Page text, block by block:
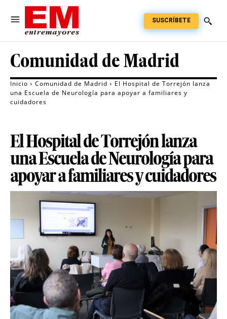
SUSCRÍBETE
Comunidad de Madrid
Inicio Comunidad de Madrid
El Hospital de Torrejón lanza
una Escuela de Neurología para apoyar a familiares y
cuidadores
El Hospital de Torrejón lanza
una Escuela de Neurología para
apoyar a familiares y cuidadores